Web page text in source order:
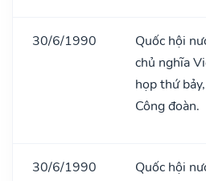
30/6/1990
Quốc hội
chủ nghĩa
họp thứ
Công đoàn.
30/6/1990
Quốc hội